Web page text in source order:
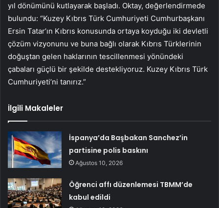
yıl dönümünü kutlayarak başladı. Oktay, değerlendirmede
bulundu: “Kuzey Kıbrıs Türk Cumhuriyeti Cumhurbaşkanı
Ersin Tatar’ın Kıbrıs konusunda ortaya koyduğu iki devletli
çözüm vizyonunu ve buna bağlı olarak Kıbrıs Türklerinin
doğuştan gelen haklarının tescillenmesi yönündeki
çabaları güçlü bir şekilde destekliyoruz. Kuzey Kıbrıs Türk
Cumhuriyeti’ni tanırız.”
İlgili Makaleler
İspanya’da Başbakan Sanchez’in
partisine polis baskını
Ağustos 10, 2026
Öğrenci affı düzenlemesi TBMM’de
kabul edildi